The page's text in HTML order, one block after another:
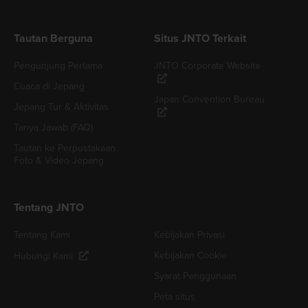
Tautan Berguna Situs JNTO Terkait
Tentang JNTO